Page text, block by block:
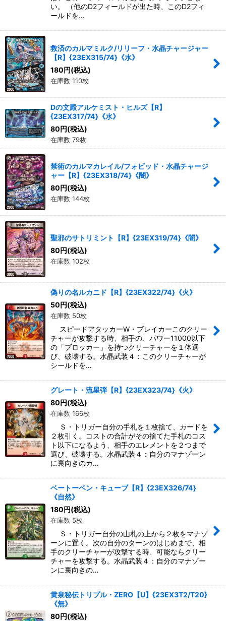
い。 （他のD2フィールドが出た時、このD2フィ
ールドを…
救済のカルマミルク/リリーフ・水晶チャージャー
【R】{23EX315/74}《水》
180円(税込)
在庫数 110枚
Dの文殿アルケミスト・ヒルズ【R】
{23EX317/74}《水》
80円(税込)
在庫数 79枚
禁術のカルマカレイル/フォビッド・水晶チャージ
ャー【R】{23EX318/74}《闇》
80円(税込)
在庫数 144枚
聖邪のサトリミント【R】{23EX319/74}《闇》
80円(税込)
在庫数 102枚
偽りの名ルカニド【R】{23EX322/74}《火》
50円(税込)
在庫数 50枚
スピードアタッカーW・ブレイカーこのクリー
チャーが攻撃する時、相手の、パワー11000以下
の「ブロッカー」を持つクリーチャーを１体選
び、破壊する。水晶武装４：このクリーチャーが
シールドを…
グレート・流星弾【R】{23EX323/74}《火》
80円(税込)
在庫数 166枚
Ｓ・トリガー自分の手札を１枚捨て、カードを
２枚引く。コストの合計がその捨てた手札のコス
ト以下になるよう、相手のエレメントを２つまで
選び、破壊する。水晶武装４：自分のマナゾーン
に裏向きのカ…
ベートーベン・キューブ【R】{23EX326/74}
《自然》
180円(税込)
在庫数 5枚
Ｓ・トリガー自分の山札の上から２枚をマナゾ
ーンに置く。次の自分のターンのはじめまで、相
手のクリーチャーが攻撃する時、可能ならクリー
チャーを攻撃する。水晶武装４：自分のマナゾー
ンに裏向きの…
黄泉秘伝トリプル・ZERO【U】{23EX3T2/T20}
《無》
80円(税込)